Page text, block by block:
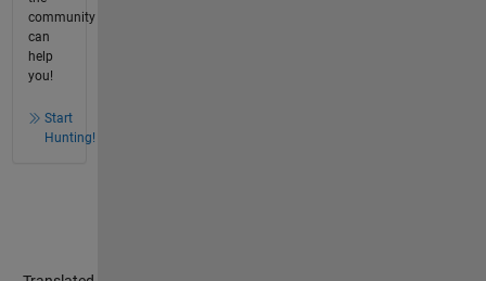
community
can
help
you!
Start
Hunting!